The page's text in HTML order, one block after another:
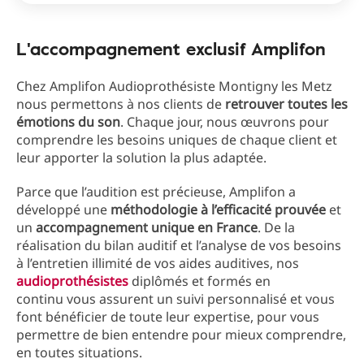
L'accompagnement exclusif Amplifon
Chez Amplifon Audioprothésiste Montigny les Metz
nous permettons à nos clients de retrouver toutes les
émotions du son. Chaque jour, nous œuvrons pour
comprendre les besoins uniques de chaque client et
leur apporter la solution la plus adaptée.
Parce que l’audition est précieuse, Amplifon a
développé une méthodologie à l’efficacité prouvée et
un accompagnement unique en France. De la
réalisation du bilan auditif et l’analyse de vos besoins
à l’entretien illimité de vos aides auditives, nos
audioprothésistes diplômés et formés en
continu vous assurent un suivi personnalisé et vous
font bénéficier de toute leur expertise, pour vous
permettre de bien entendre pour mieux comprendre,
en toutes situations.